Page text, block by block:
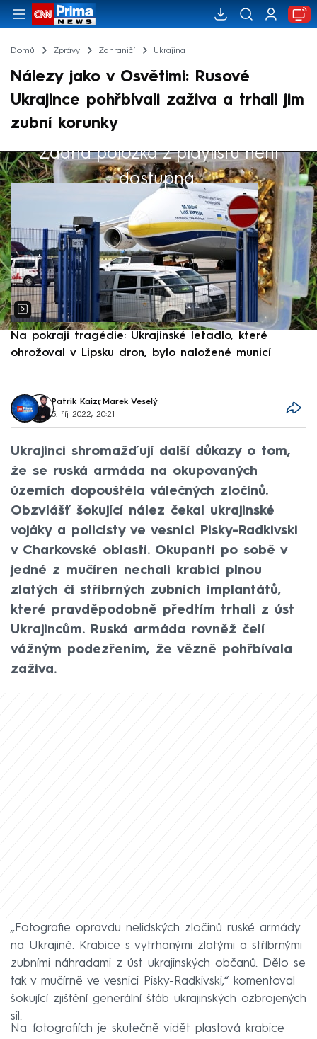
Domů Zprávy Zahraničí Ukrajina
Nálezy jako v Osvětimi: Rusové
Ukrajince pohřbívali zaživa a trhali jim
zubní korunky
Žádná položka z playlistu není
dostupná.
Výběr redakce
Na pokraji tragédie: Ukrajinské letadlo, které
ohrožoval v Lipsku dron, bylo naložené municí
Patrik Kaizr, Marek Veselý
5. říj 2022, 20:21
Ukrajinci shromažďují další důkazy o tom,
že se ruská armáda na okupovaných
územích dopouštěla válečných zločinů.
Obzvlášť šokující nález čekal ukrajinské
vojáky a policisty ve vesnici Pisky-Radkivski
v Charkovské oblasti. Okupanti po sobě v
jedné z mučíren nechali krabici plnou
zlatých či stříbrných zubních implantátů,
které pravděpodobně předtím trhali z úst
Ukrajincům. Ruská armáda rovněž čelí
vážným podezřením, že vězně pohřbívala
zaživa.
„Fotografie opravdu nelidských zločinů ruské armády
na Ukrajině. Krabice s vytrhanými zlatými a stříbrnými
zubními náhradami z úst ukrajinských občanů. Dělo se
tak v mučírně ve vesnici Pisky-Radkivski,“ komentoval
šokující zjištění generální štáb ukrajinských ozbrojených
sil.
Na fotografiích je skutečně vidět plastová krabice